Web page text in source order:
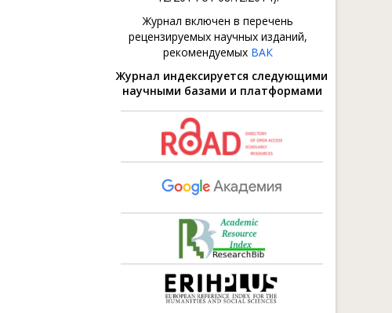
Журнал включен в перечень
рецензируемых научных изданий,
рекомендуемых ВАК
Журнал индексируется следующими
научными базами и платформами